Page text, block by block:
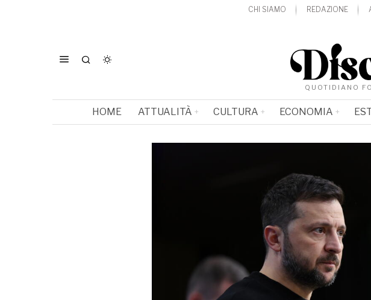
CHI SIAMO REDAZIONE
QUOTIDIANO
HOME ATTUALITÀ CULTURA ECONOMIA